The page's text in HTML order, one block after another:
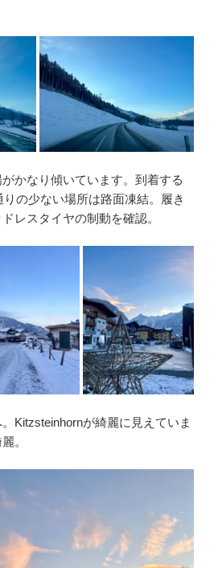
かなり傾いています。到着する
の少ない場所は路面凍結。履き
レスタイヤの制動を確認。
Kitzsteinhornが綺麗に見えていま
。